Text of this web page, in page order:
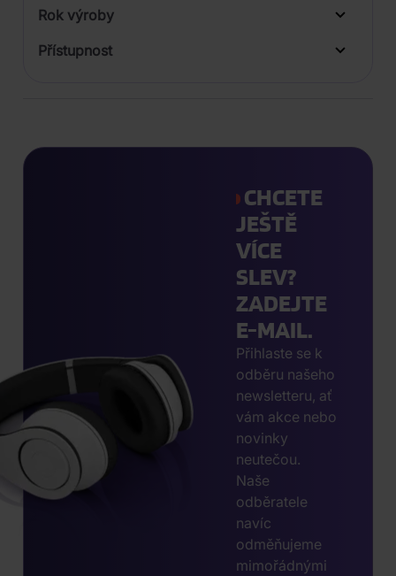
Rok výroby
Přístupnost
CHCETE
JEŠTĚ
VÍCE
SLEV?
ZADEJTE
E-MAIL.
Přihlaste se k
odběru našeho
newsletteru, ať
vám akce nebo
novinky
neutečou.
Naše
odběratele
navíc
odměňujeme
mimořádnými